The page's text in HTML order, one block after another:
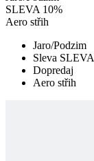
SLEVA 10%
Aero střih
Jaro/Podzim
Sleva
Dopredaj
Aero střih